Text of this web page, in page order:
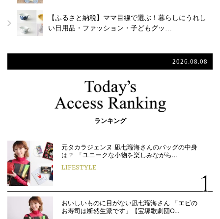
【ふるさと納税】ママ目線で選ぶ！暮らしにうれし
い日用品・ファッション・子どもグッ…
2026.08.08
ランキング
元タカラジェンヌ 凪七瑠海さんのバッグの中身
は？ 「ユニークな小物を楽しみながら…
LIFESTYLE
おいしいものに目がない凪七瑠海さん 「エビの
お寿司は断然生派です」【宝塚歌劇団O…